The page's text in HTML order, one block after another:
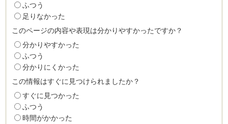
ふつう
足りなかった
このページの内容や表現は分かりやすかったですか？
分かりやすかった
ふつう
分かりにくかった
この情報はすぐに見つけられましたか？
すぐに見つかった
ふつう
時間がかかった